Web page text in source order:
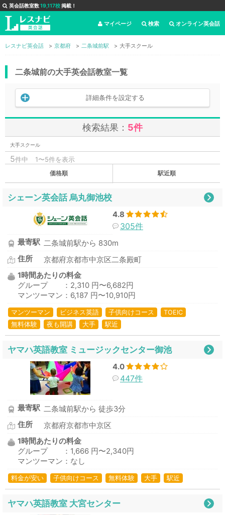
英会話教室数19,117校掲載！
オンライン英会話
検索
マイページ
レスナビ英会話 京都府 二条城前駅 大手スクール
二条城前の大手英会話教室一覧
詳細条件を設定する
検索結果： 5件
大手スクール
5件中 1〜5件を表示
価格順 駅近順
シェーン英会話 烏丸御池校
4.8
305件
最寄駅 二条城前駅から 830m
住所
京都府京都市中京区二条殿町
1時間あたりの料金
グループ ：2,310 円〜6,682円
マンツーマン：6,187 円〜10,910円
マンツーマン ビジネス英語 子供向けコース
TOEIC
無料体験
夜も開講 大手 駅近
ヤマハ英語教室 ミュージックセンター御池
4.0
447件
最寄駅 二条城前駅から 徒歩3分
住所
京都府京都市中京区
1時間あたりの料金
グループ ：1,666 円〜2,340円
マンツーマン：なし
料金が安い 子供向けコース 無料体験 大手 駅近
ヤマハ英語教室 大宮センター